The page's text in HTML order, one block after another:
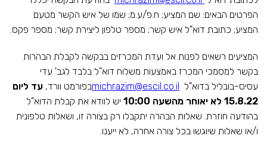
הפרטים הבאים: שם המציע; ח.פ/ע.מ; שמו של איש הקשר מטעם
המציע; כתובת דוא"ל איש קשר; מספר טלפון ליצירת קשר; מספר פקס.
המציעים רשאים לפנות אל ועדת המכרזים בבקשה לקבלת הבהרות
בקשר למסמכי המכרז באמצעות משלוח דוא"ל בלבד לגב' עדי
עסיס-בובליל בדוא"ל michrazim@escil.co.ilבפורמט וורד, עד ליום
15.8.22 לא יאוחר מהשעה
10:00 יש לוודא את קבלת הדוא"ל
בהודעה חוזרת. שאלות הבהרה יתקבלו רק בצורה זו, ושאלות טלפונית
ו/או שאלות שיוגשו בכל צורה אחרה, לא ייענו.